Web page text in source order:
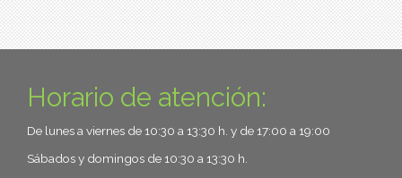
Horario de atención:
De lunes a viernes de 10:30 a 13:30 h. y de 17:00 a 19:00
Sábados y domingos de 10:30 a 13:30 h.